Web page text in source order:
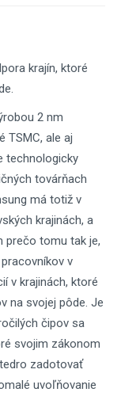
krajín, ktoré
2 nm
TSMC, ale aj
technologicky
továrňach
má totiž v
krajinách, a
prečo tomu tak je,
v
v krajinách, ktoré
na svojej pôde. Je
čipov sa
svojim zákonom
zadotovať
uvoľňovanie